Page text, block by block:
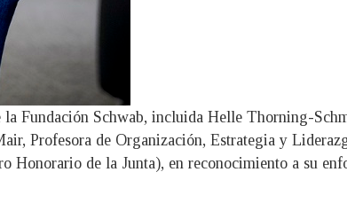
Fundación Schwab, incluida Helle Thorning-
Profesora de Organización, Estrategia y
de la Junta), en reconocimiento a su